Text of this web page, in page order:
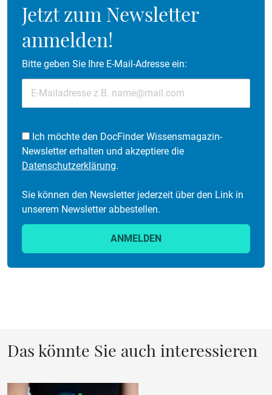
Jetzt zum Newsletter
anmelden!
Bitte geben Sie Ihre E-Mail-Adresse ein:
Ich möchte den DocFinder Wissensmagazin-
Newsletter erhalten und akzeptiere die
Datenschutzerklärung.
Sie können den Newsletter jederzeit über den Link in
unserem Newsletter abbestellen.
ANMELDEN
Das könnte Sie auch interessieren